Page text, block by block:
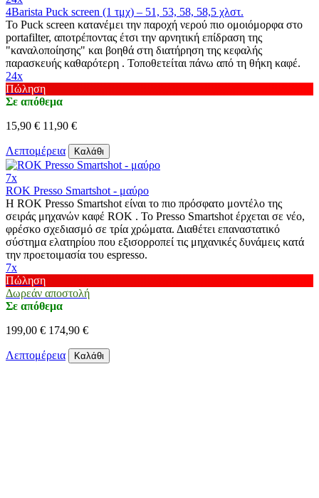
4Barista Puck screen (1 τμχ) – 51, 53, 58, 58,5 χλστ.
Το Puck screen κατανέμει την παροχή νερού πιο ομοιόμορφα στο
portafilter, αποτρέποντας έτσι την αρνητική επίδραση της
"καναλοποίησης" και βοηθά στη διατήρηση της κεφαλής
παρασκευής καθαρότερη . Τοποθετείται πάνω από τη θήκη καφέ.
24x
Πώληση
Σε απόθεμα
15,90 € 11,90 €
Λεπτομέρεια Καλάθι
7x
ROK Presso Smartshot - μαύρο
Η ROK Presso Smartshot είναι το πιο πρόσφατο μοντέλο της
σειράς μηχανών καφέ ROK . Το Presso Smartshot έρχεται σε νέο,
φρέσκο σχεδιασμό σε τρία χρώματα. Διαθέτει επαναστατικό
σύστημα ελατηρίου που εξισορροπεί τις μηχανικές δυνάμεις κατά
την προετοιμασία του espresso.
7x
Πώληση
Δωρεάν αποστολή
Σε απόθεμα
199,00 € 174,90 €
Λεπτομέρεια Καλάθι